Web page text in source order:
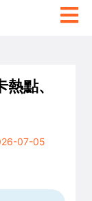
點、
07-05